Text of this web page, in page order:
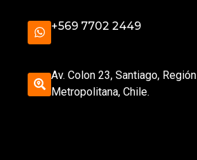
+569 7702 2449
Av. Colon 23, Santiago, Región
Metropolitana, Chile.